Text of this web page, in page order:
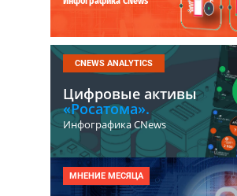
CNEWS ANALYTICS
Цифровые активы
«Росатома».
Инфографика CNews
МНЕНИЕ МЕСЯЦА